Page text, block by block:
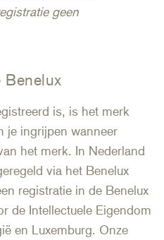
geen
Benelux
is, is het merk
je ingrijpen wanneer
het merk. In Nederland
via het Benelux
registratie in de Benelux
de Intellectuele Eigendom
en Luxemburg. Onze